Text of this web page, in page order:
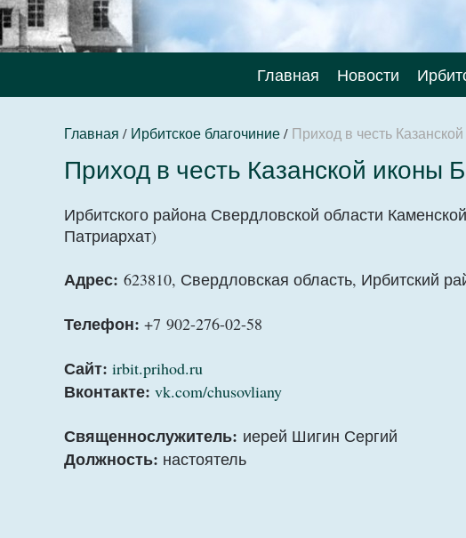
Главная Новости
Главная / Ирбитское благочиние/ Приход в честь
Приход в честь Казанской
Ирбитского района Свердловской области
Патриархат)
Адрес: 623810, Свердловская область, Ирбитский
Телефон: +7 902-276-02-58
Сайт: irbit.prihod.ru
Вконтакте: vk.com/chusovliany
Священнослужитель: иерей Шигин Сергий
Должность: настоятель